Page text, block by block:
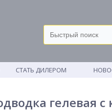
СТАТЬ ДИЛЕРОМ
гелевая с